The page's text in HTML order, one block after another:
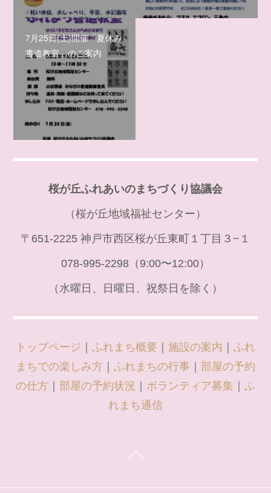
7月25日(土)開催「夏休み
書道教室」のご案内
桜が丘ふれあいのまちづくり協議会
（桜が丘地域福祉センター）
〒651-2225 神戸市西区桜が丘東町１丁目３−１
078-995-2298（9:00〜12:00）
（水曜日、日曜日、祝祭日を除く）
トップページ ふれまち概要 施設の案内
ふれ
まちでの楽しみ方
ふれまちの行事
部屋の予約
の仕方
部屋の予約状況 ボランティア募集
ふ
れまち通信